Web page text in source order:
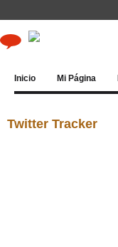
Inicio Mi Página
Twitter Tracker